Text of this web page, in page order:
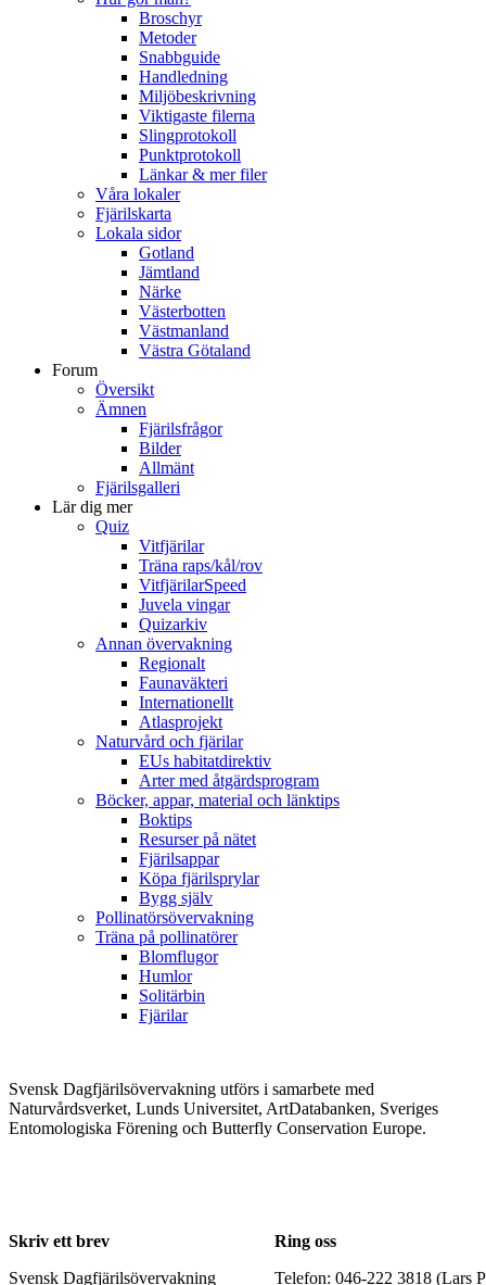
Broschyr
Metoder
Snabbguide
Handledning
Miljöbeskrivning
Viktigaste filerna
Slingprotokoll
Punktprotokoll
Länkar & mer filer
Våra lokaler
Fjärilskarta
Lokala sidor
Gotland
Jämtland
Närke
Västerbotten
Västmanland
Västra Götaland
Forum
Översikt
Ämnen
Fjärilsfrågor
Bilder
Allmänt
Fjärilsgalleri
Lär dig mer
Quiz
Vitfjärilar
Träna raps/kål/rov
VitfjärilarSpeed
Juvela vingar
Quizarkiv
Annan övervakning
Regionalt
Faunaväkteri
Internationellt
Atlasprojekt
Naturvård och fjärilar
EUs habitatdirektiv
Arter med åtgärdsprogram
Böcker, appar, material och länktips
Boktips
Resurser på nätet
Fjärilsappar
Köpa fjärilsprylar
Bygg själv
Pollinatörsövervakning
Träna på pollinatörer
Blomflugor
Humlor
Solitärbin
Fjärilar
Svensk Dagfjärilsövervakning utförs i samarbete med
Naturvårdsverket, Lunds Universitet, ArtDatabanken, Sveriges
Entomologiska Förening och Butterfly Conservation Europe.
Skriv ett brev
Svensk Dagfjärilsövervakning
Ring oss
Telefon: 046-222 3818 (Lars